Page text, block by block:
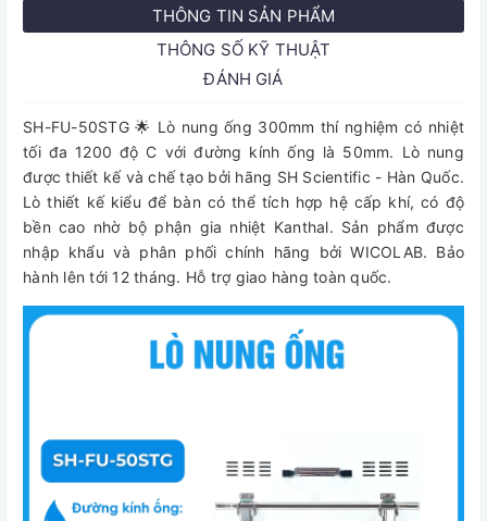
THÔNG TIN SẢN PHẨM
THÔNG SỐ KỸ THUẬT
ĐÁNH GIÁ
SH-FU-50STG 🌟 Lò nung ống 300mm thí nghiệm có nhiệt
tối đa 1200 độ C với đường kính ống là 50mm. Lò nung
được thiết kế và chế tạo bởi hãng SH Scientific - Hàn Quốc.
Lò thiết kế kiểu để bàn có thể tích hợp hệ cấp khí, có độ
bền cao nhờ bộ phận gia nhiệt Kanthal. Sản phẩm được
nhập khẩu và phân phối chính hãng bởi WICOLAB. Bảo
hành lên tới 12 tháng. Hỗ trợ giao hàng toàn quốc.